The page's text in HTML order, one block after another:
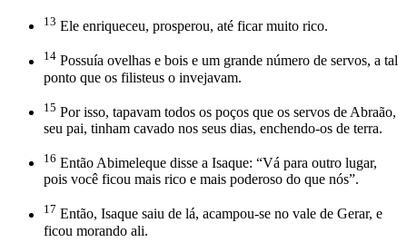
13 Ele enriqueceu, prosperou, até ficar muito rico.
14 Possuía ovelhas e bois e um grande número de servos, a tal
ponto que os filisteus o invejavam.
15 Por isso, tapavam todos os poços que os servos de Abraão,
seu pai, tinham cavado nos seus dias, enchendo-os de terra.
16 Então Abimeleque disse a Isaque: “Vá para outro lugar,
pois você ficou mais rico e mais poderoso do que nós”.
17 Então, Isaque saiu de lá, acampou-se no vale de Gerar, e
ficou morando ali.